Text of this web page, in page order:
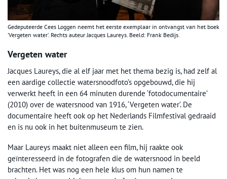
Gedeputeerde Cees Loggen neemt het eerste exemplaar in ontvangst van het boek
‘Vergeten water’. Rechts auteur Jacques Laureys. Beeld: Frank Bedijs.
Vergeten water
Jacques Laureys, die al elf jaar met het thema bezig is, had zelf al
een aardige collectie watersnoodfoto’s opgebouwd, die hij
verwerkt heeft in een 64 minuten durende ‘fotodocumentaire’
(2010) over de watersnood van 1916, ‘Vergeten water’. De
documentaire heeft ook op het Nederlands Filmfestival gedraaid
en is nu ook in het buitenmuseum te zien.
Maar Laureys maakt niet alleen een film, hij raakte ook
geïnteresseerd in de fotografen die de watersnood in beeld
brachten. Het was nog een hele klus om hun namen te